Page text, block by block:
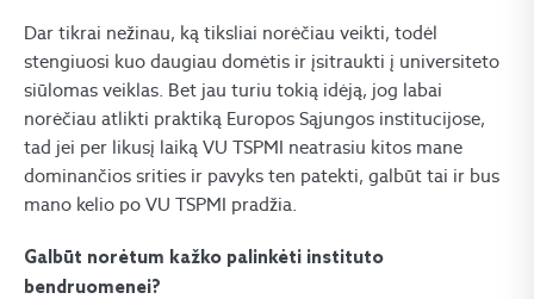
Dar tikrai nežinau, ką tiksliai norėčiau veikti, todėl
stengiuosi kuo daugiau domėtis ir įsitraukti į universiteto
siūlomas veiklas. Bet jau turiu tokią idėją, jog labai
norėčiau atlikti praktiką Europos Sąjungos institucijose,
tad jei per likusį laiką VU TSPMI neatrasiu kitos mane
dominančios srities ir pavyks ten patekti, galbūt tai ir bus
mano kelio po VU TSPMI pradžia.
Galbūt norėtum kažko palinkėti instituto
bendruomenei?